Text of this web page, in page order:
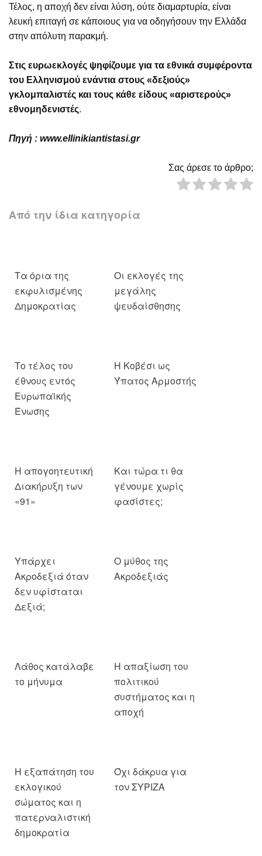
Τέλος, η αποχή δεν είναι λύση, ούτε διαμαρτυρία, είναι
λευκή επιταγή σε κάποιους για να οδηγήσουν την Ελλάδα
στην απόλυτη παρακμή.
Στις ευρωεκλογές ψηφίζουμε για τα εθνικά συμφέροντα
του Ελληνισμού ενάντια στους «δεξιούς»
γκλομπαλιστές και τους κάθε είδους «αριστερούς»
εθνομηδενιστές.
Πηγή : www.ellinikiantistasi.gr
Σας άρεσε το άρθρο;
Από την ίδια κατηγορία
Τα όρια της
εκφυλισμένης
Δημοκρατίας
Οι εκλογές της
μεγάλης
ψευδαίσθησης
Το τέλος του
έθνους εντός
Ευρωπαϊκής
Ένωσης
Η Κοβέσι ως
Ύπατος Αρμοστής
Η απογοητευτική
Διακήρυξη των
«91»
Και τώρα τι θα
γένουμε χωρίς
φασίστες;
Υπάρχει
Ακροδεξιά όταν
δεν υφίσταται
Δεξιά;
Ο μύθος της
Ακροδεξιάς
Λάθος κατάλαβε
το μήνυμα
Η απαξίωση του
πολιτικού
συστήματος και η
αποχή
Η εξαπάτηση του
εκλογικού
σώματος και η
πατερναλιστική
δημοκρατία
Όχι δάκρυα για
τον ΣΥΡΙΖΑ